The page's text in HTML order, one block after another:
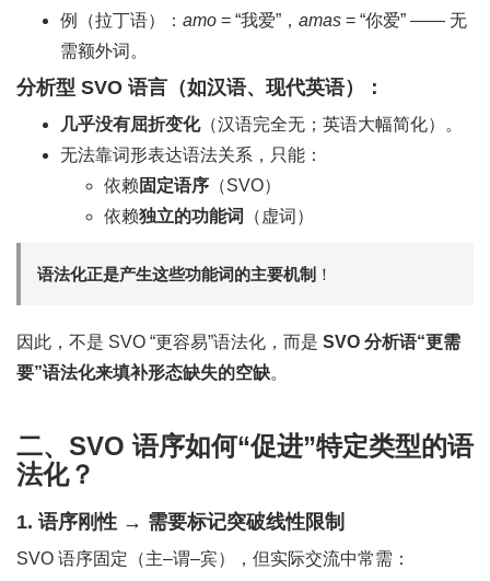
例（拉丁语）： amo = “我爱”， amas = “你爱” —— 无
需额外词。
分析型 SVO 语言（如汉语、现代英语）：
几乎没有屈折变化（汉语完全无；英语大幅简化）。
无法靠词形表达语法关系，只能：
依赖 固定语序 （SVO）
依赖独立的功能词 （虚词）
语法化正是产生这些功能词的主要机制 ！
因此，不是 SVO “更容易”语法化，而是 SVO 分析语“更需
要”语法化来填补形态缺失的空缺。
二、SVO 语序如何“促进”特定类型的语
法化？
1. 语序刚性 → 需要标记突破线性限制
SVO 语序固定（主–谓–宾），但实际交流中常需：